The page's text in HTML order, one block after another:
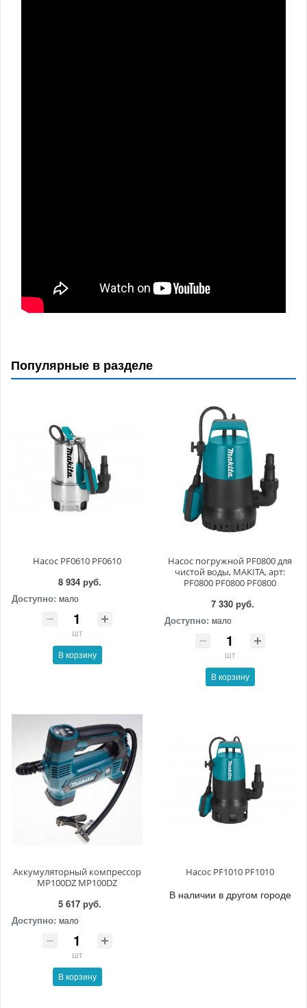
Популярные в разделе
Насос PF0610 PF0610
8 934 руб.
Доступно: мало
шт
В корзину
Насос погружной PF0800 для
чистой воды, MAKITA, арт:
PF0800 PF0800 PF0800
7 330 руб.
Доступно: мало
шт
В корзину
Аккумуляторный компрессор
MP100DZ MP100DZ
5 617 руб.
Доступно: мало
шт
В корзину
Насос PF1010 PF1010
В наличии в другом городе